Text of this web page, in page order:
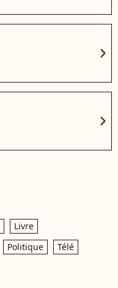
chevron_right
chevron_right
Livre
Politique Télé